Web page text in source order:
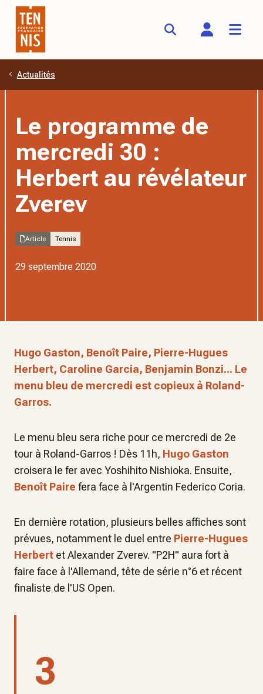
Aller au contenu principal
Actualités
Le programme de
mercredi 30 :
Herbert au révélateur
Zverev
Article Tennis
29 septembre 2020
Hugo Gaston, Benoît Paire, Pierre-Hugues
Herbert, Caroline Garcia, Benjamin Bonzi... Le
menu bleu de mercredi est copieux à Roland-
Garros.
Le menu bleu sera riche pour ce mercredi de 2e
tour à Roland-Garros ! Dès 11h, Hugo Gaston
croisera le fer avec Yoshihito Nishioka. Ensuite,
Benoît Paire fera face à l'Argentin Federico Coria.
En dernière rotation, plusieurs belles affiches sont
prévues, notamment le duel entre Pierre-Hugues
Herbert et Alexander Zverev. "P2H" aura fort à
faire face à l'Allemand, tête de série n°6 et récent
finaliste de l'US Open.
3